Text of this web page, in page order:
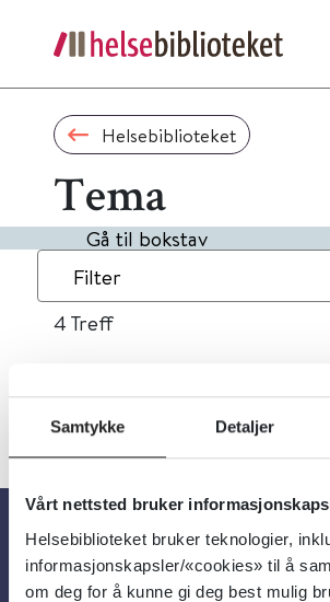
Samtykke Detaljer
Vårt nettsted bruker
Helsebiblioteket bruker teknologier,
informasjonskapsler/«cookies» til å
om deg for å kunne gi deg best mulig
Helsebiblioteket
Tema
Gå til bokstav
Filter
4 Treff
Om oss